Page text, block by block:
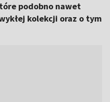
podobno nawet
kolekcji oraz o tym